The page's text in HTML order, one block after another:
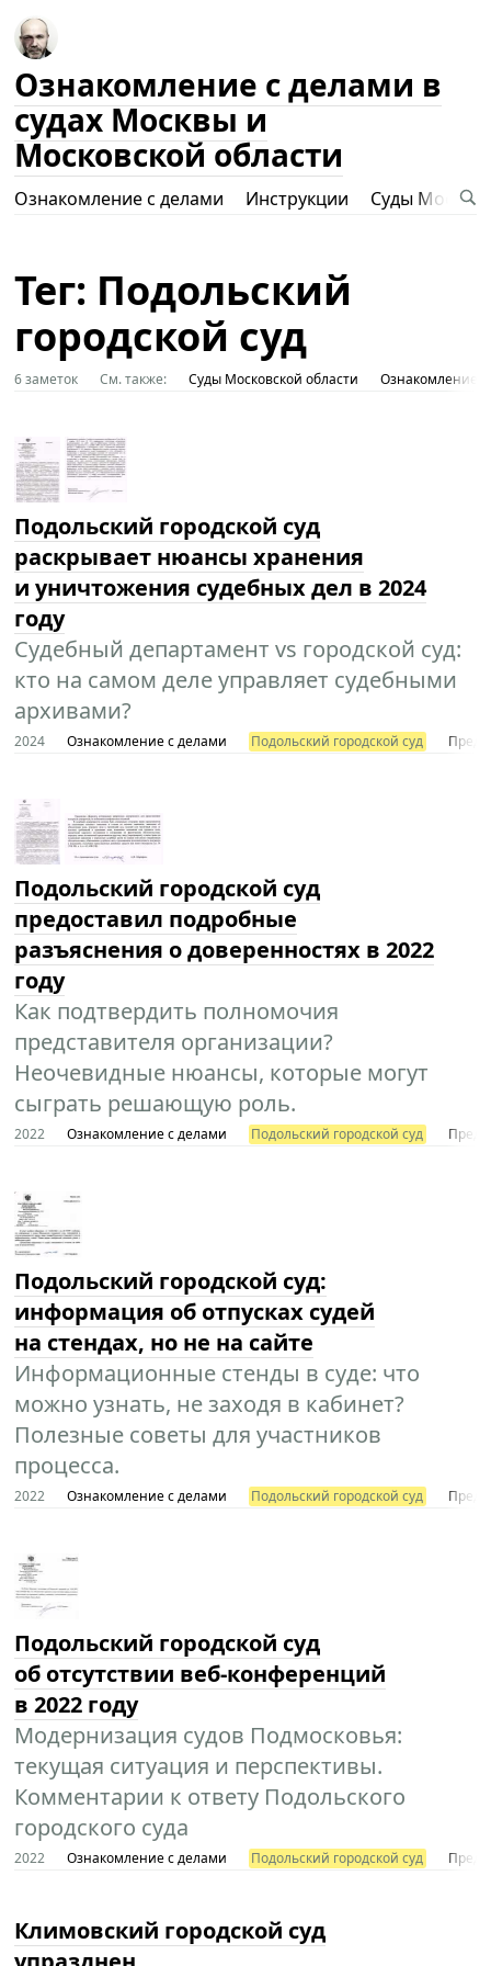
Ознакомление с делами в
судах Москвы и
Московской области
Ознакомление с делами Инструкции Суды Москвы
Тег: Подольский
городской суд
6 заметок См. также: Суды Московской области Ознакомление
Подольский городской суд
раскрывает нюансы хранения
и уничтожения судебных дел в 2024
году
Судебный департамент vs городской суд:
кто на самом деле управляет судебными
архивами?
2024 Ознакомление с делами Подольский городской суд
Подольский городской суд
предоставил подробные
разъяснения о доверенностях в 2022
году
Как подтвердить полномочия
представителя организации?
Неочевидные нюансы, которые могут
сыграть решающую роль.
2022 Ознакомление с делами Подольский городской суд
Подольский городской суд:
информация об отпусках судей
на стендах, но не на сайте
Информационные стенды в суде: что
можно узнать, не заходя в кабинет?
Полезные советы для участников
процесса.
2022 Ознакомление с делами Подольский городской суд
Подольский городской суд
об отсутствии веб-конференций
в 2022 году
Модернизация судов Подмосковья:
текущая ситуация и перспективы.
Комментарии к ответу Подольского
городского суда
2022 Ознакомление с делами Подольский городской суд
Климовский городской суд